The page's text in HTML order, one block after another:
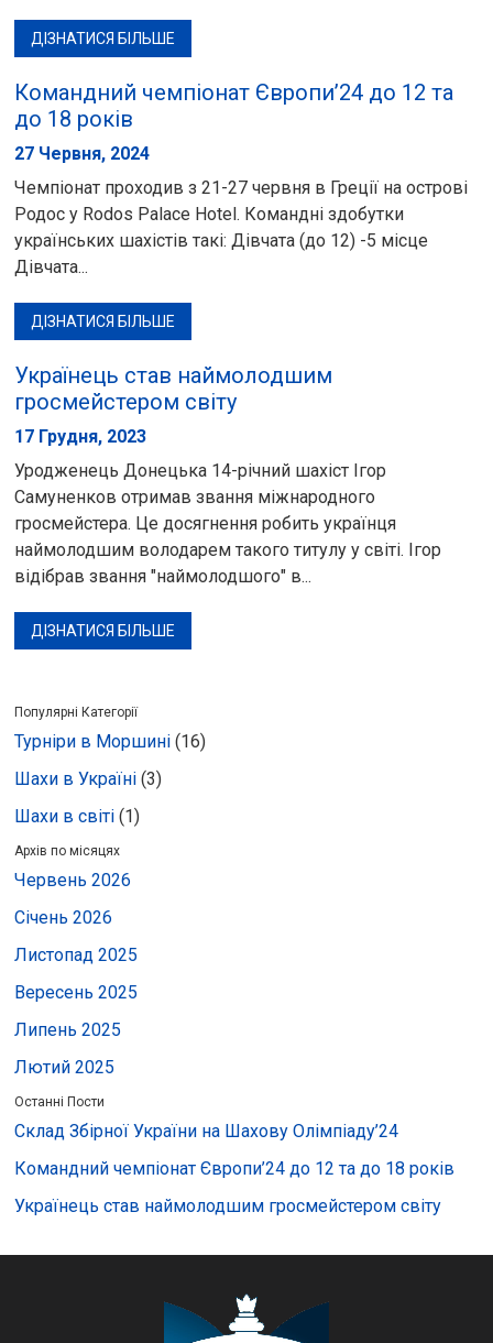
ДІЗНАТИСЯ БІЛЬШЕ
Командний чемпіонат Європи’24 до 12 та
до 18 років
27 Червня, 2024
Чемпіонат проходив з 21-27 червня в Греції на острові
Родос у Rodos Palace Hotel. Командні здобутки
українських шахістів такі: Дівчата (до 12) -5 місце
Дівчата...
ДІЗНАТИСЯ БІЛЬШЕ
Українець став наймолодшим
гросмейстером світу
17 Грудня, 2023
Уродженець Донецька 14-річний шахіст Ігор
Самуненков отримав звання міжнародного
гросмейстера. Це досягнення робить українця
наймолодшим володарем такого титулу у світі. Ігор
відібрав звання "наймолодшого" в...
ДІЗНАТИСЯ БІЛЬШЕ
Популярні Категорії
Турніри в Моршині (16)
Шахи в Україні (3)
Шахи в світі (1)
Архів по місяцях
Червень 2026
Січень 2026
Листопад 2025
Вересень 2025
Липень 2025
Лютий 2025
Останні Пости
Склад Збірної України на Шахову Олімпіаду’24
Командний чемпіонат Європи’24 до 12 та до 18 років
Українець став наймолодшим гросмейстером світу